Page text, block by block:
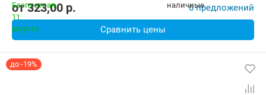
от323,00 p. 6 предложений
Сравнить цены
до -19%